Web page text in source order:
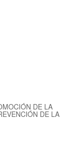
DE LA
DE LA